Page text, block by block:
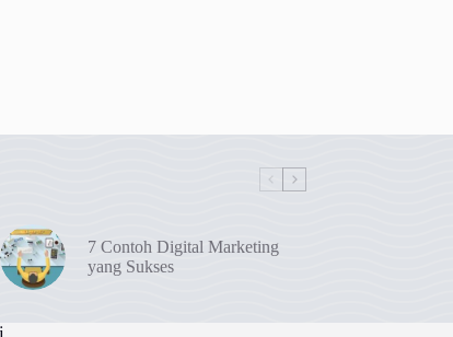
7 Contoh Digital Marketing
yang Sukses